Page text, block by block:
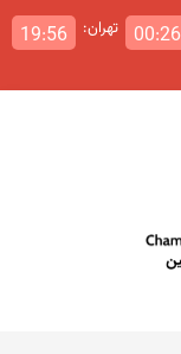
00:26 تهران: 19:56